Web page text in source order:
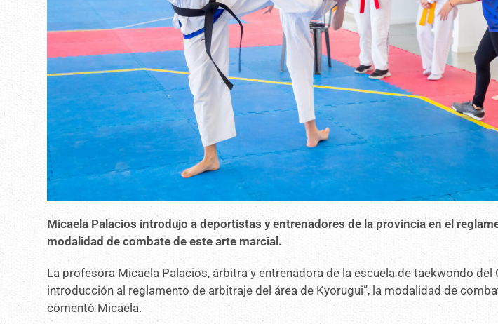
Micaela Palacios introdujo a deportistas y entrenadores de la provincia en el
modalidad de combate de este arte marcial.
La profesora Micaela Palacios, árbitra y entrenadora de la escuela de taekwondo del
introducción al reglamento de arbitraje del área de Kyorugui”, la modalidad de
comentó Micaela.